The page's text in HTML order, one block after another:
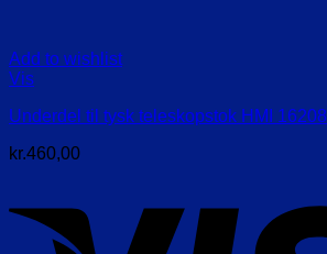
Add to wishlist
Vis
Underdel til tysk teleskopstok HMI 16208
kr.460,00